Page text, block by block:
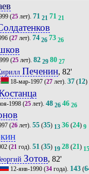
(25лет). 71 21 71 21
(27лет). 74 26 73 26
(25лет). 82 29 80 27
Печенин, 82'
18-мар-1997 (27 лет).37 (12)
1998(25лет). 48 26 46 26
(26лет). 55(35) 13 36(24) 9
(21год). 51(35) 19 28(21) 15
Зотов, 82'
12-янв-1990 (34 года). 143 (